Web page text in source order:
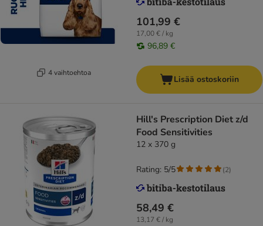
4 vaihtoehtoa
101,99 €
17,00 € / kg
96,89 €
Lisää ostoskoriin
Hill's Prescription Diet z/d
Food Sensitivities
12 x 370 g
58,49 €
13,17 € / kg
Rating: 5/5 (2)